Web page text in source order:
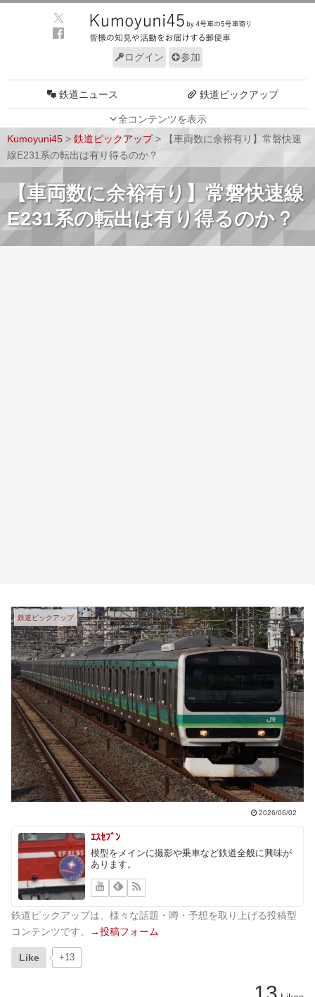
ログイン 参加
全コンテンツを表示
鉄道ニュース 鉄道ピックアップ
車両技術
Kumoyuni45 > 鉄道ピックアップ>
【車両数に余裕有り】常磐快速
線E231系の転出は有り得るのか？
【車両数に余裕有り】常磐快速線
E231系の転出は有り得るのか？
鉄道ピックアップ
2026/06/02
ｴｽｾﾌﾞﾝ
模型をメインに撮影や乗車など鉄道全般に興味が
あります。
鉄道ピックアップは、様々な話題・噂・予想を取り上げる投稿型
コンテンツです。
→投稿フォーム
Like +13